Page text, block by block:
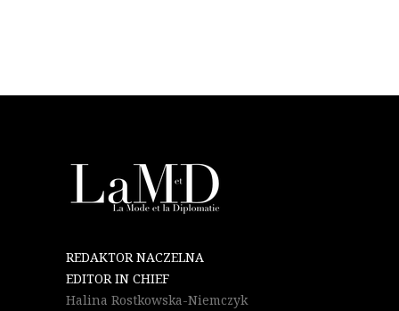
REDAKTOR NACZELNA
EDITOR IN CHIEF
Halina Rostkowska-Niemczyk